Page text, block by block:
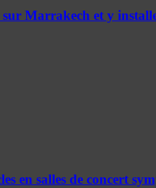
Marrakech et y
en salles de concert